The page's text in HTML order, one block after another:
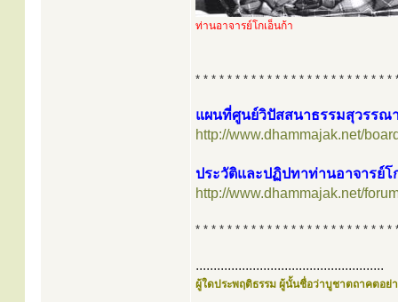
ท่านอาจารย์โกเอ็นก้า
* * * * * * * * * * * * * * * * * * * * * * * * *
แผนที่ศูนย์วิปัสสนาธรรมสุวรรณ
http://www.dhammajak.net/
ประวัติและปฏิปทาท่านอาจารย์โ
http://www.dhammajak.net/
* * * * * * * * * * * * * * * * * * * * * * * * *
.....................................................
ผู้ใดประพฤติธรรม ผู้นั้นชื่อว่าบูชาตถาคตอย่า